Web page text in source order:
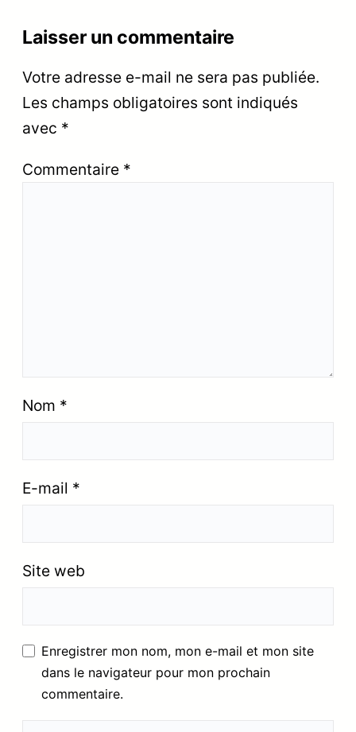
Laisser un commentaire
Votre adresse e-mail ne sera pas publiée.
Les champs obligatoires sont indiqués
avec *
Commentaire *
Nom *
E-mail *
Site web
Enregistrer mon nom, mon e-mail et mon site
dans le navigateur pour mon prochain
commentaire.